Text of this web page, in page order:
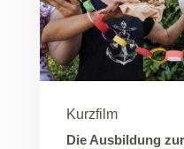
Kurzfilm
Die Ausbildung